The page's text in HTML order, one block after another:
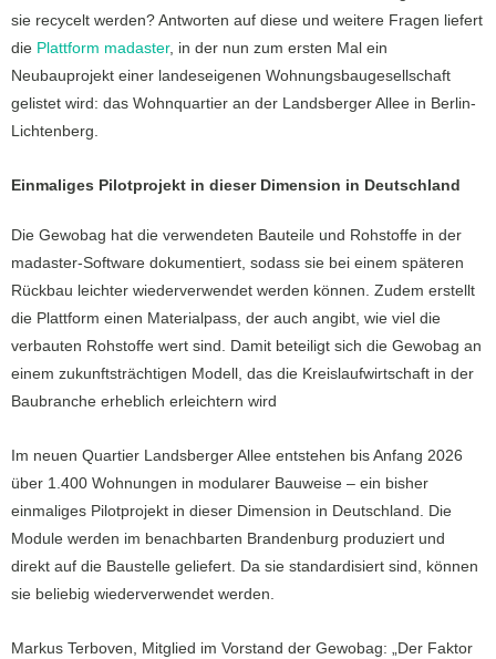
sie recycelt werden? Antworten auf diese und weitere Fragen liefert
die Plattform madaster, in der nun zum ersten Mal ein
Neubauprojekt einer landeseigenen Wohnungsbaugesellschaft
gelistet wird: das Wohnquartier an der Landsberger Allee in Berlin-
Lichtenberg.
Einmaliges Pilotprojekt in dieser Dimension in Deutschland
Die Gewobag hat die verwendeten Bauteile und Rohstoffe in der
madaster-Software dokumentiert, sodass sie bei einem späteren
Rückbau leichter wiederverwendet werden können. Zudem erstellt
die Plattform einen Materialpass, der auch angibt, wie viel die
verbauten Rohstoffe wert sind. Damit beteiligt sich die Gewobag an
einem zukunftsträchtigen Modell, das die Kreislaufwirtschaft in der
Baubranche erheblich erleichtern wird
Im neuen Quartier Landsberger Allee entstehen bis Anfang 2026
über 1.400 Wohnungen in modularer Bauweise – ein bisher
einmaliges Pilotprojekt in dieser Dimension in Deutschland. Die
Module werden im benachbarten Brandenburg produziert und
direkt auf die Baustelle geliefert. Da sie standardisiert sind, können
sie beliebig wiederverwendet werden.
Markus Terboven, Mitglied im Vorstand der Gewobag: „Der Faktor